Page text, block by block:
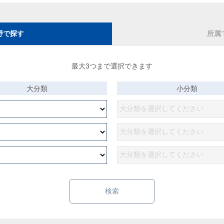
で探す 所属
最大3つまで選択できます
大分類 小分類
検索